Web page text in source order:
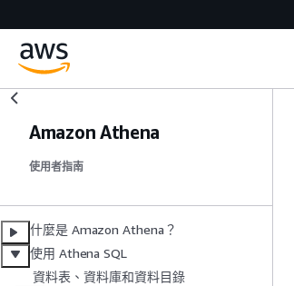
Amazon Athena
使用者指南
什麼是 Amazon Athena？
使用 Athena SQL
資料表、資料庫和資料目錄